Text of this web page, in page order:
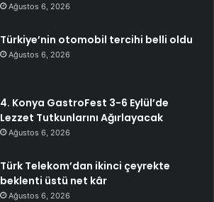
Ağustos 6, 2026
Türkiye’nin otomobil tercihi belli oldu
Ağustos 6, 2026
4. Konya GastroFest 3-6 Eylül’de
Lezzet Tutkunlarını Ağırlayacak
Ağustos 6, 2026
Türk Telekom’dan ikinci çeyrekte
beklenti üstü net kâr
Ağustos 6, 2026